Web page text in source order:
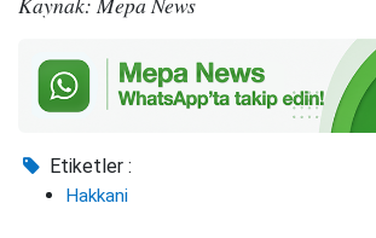
Etiketler :
Hakkani